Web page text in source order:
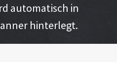
automatisch in
hinterlegt.